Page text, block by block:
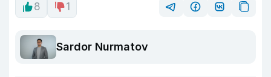
8
1
Sardor Nurmatov